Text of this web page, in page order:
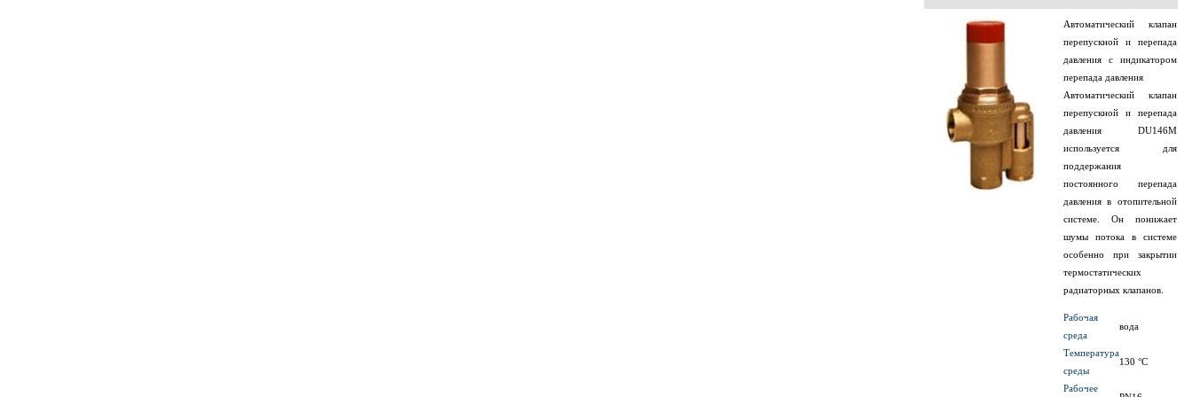
Автоматический клапан
перепускной и перепада
давления с индикатором
перепада давления
Автоматический клапан
перепускной и перепада
давления DU146М
используется для
поддержания
постоянного перепада
давления в отопительной
системе. Он понижает
шумы потока в системе
особенно при закрытии
термостатических
радиаторных клапанов.
Рабочая
среда
вода
Температура
среды
130 °C
Рабочее